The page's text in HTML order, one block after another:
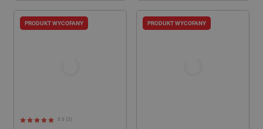
5.0 (2)
PRODUKT WYCOFANY PRODUKT WYCOFANY